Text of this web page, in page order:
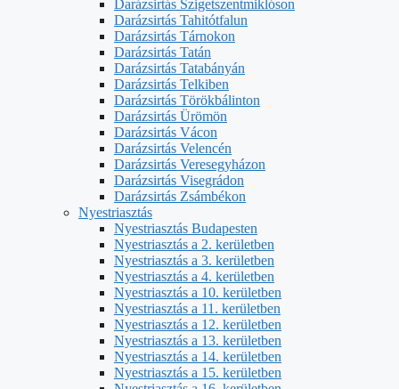
Darázsirtás Szigetszentmiklóson
Darázsirtás Tahitótfalun
Darázsirtás Tárnokon
Darázsirtás Tatán
Darázsirtás Tatabányán
Darázsirtás Telkiben
Darázsirtás Törökbálinton
Darázsirtás Ürömön
Darázsirtás Vácon
Darázsirtás Velencén
Darázsirtás Veresegyházon
Darázsirtás Visegrádon
Darázsirtás Zsámbékon
Nyestriasztás
Nyestriasztás Budapesten
Nyestriasztás a 2. kerületben
Nyestriasztás a 3. kerületben
Nyestriasztás a 4. kerületben
Nyestriasztás a 10. kerületben
Nyestriasztás a 11. kerületben
Nyestriasztás a 12. kerületben
Nyestriasztás a 13. kerületben
Nyestriasztás a 14. kerületben
Nyestriasztás a 15. kerületben